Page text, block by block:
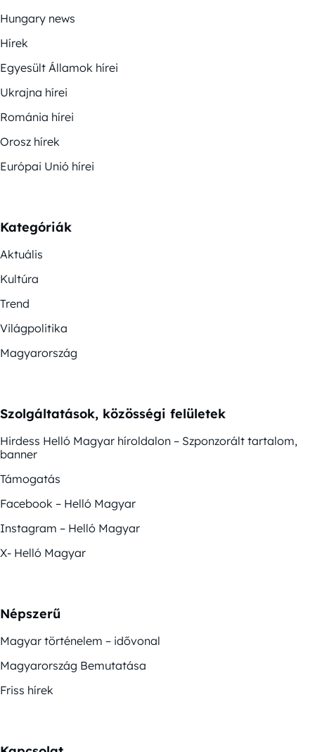
Hungary news
Hírek
Egyesült Államok hírei
Ukrajna hírei
Románia hírei
Orosz hírek
Európai Unió hírei
Kategóriák
Aktuális
Kultúra
Trend
Világpolitika
Magyarország
Szolgáltatások, közösségi felületek
Hirdess Helló Magyar híroldalon – Szponzorált tartalom,
banner
Támogatás
Facebook – Helló Magyar
Instagram – Helló Magyar
X- Helló Magyar
Népszerű
Magyar történelem – idővonal
Magyarország Bemutatása
Friss hírek